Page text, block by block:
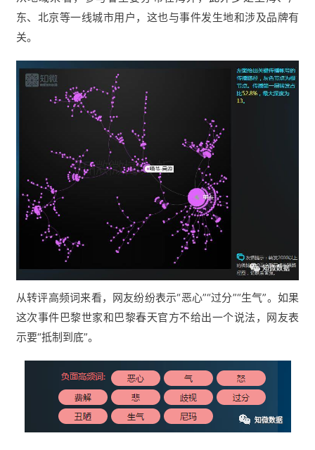
东、北京等一线城市用户，这也与事件发生地和涉及品牌有
关。
从转评高频词来看，网友纷纷表示“恶心”“过分”“生气”。如果
这次事件巴黎世家和巴黎春天官方不给出一个说法，网友表
示要“抵制到底”。